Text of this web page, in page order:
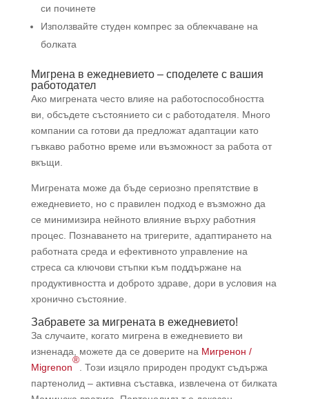
си починете
Използвайте студен компрес за облекчаване на
болката
Мигрена в ежедневието – споделете с вашия
работодател
Ако мигрената често влияе на работоспособността
ви, обсъдете състоянието си с работодателя. Много
компании са готови да предложат адаптации като
гъвкаво работно време или възможност за работа от
вкъщи.
Мигрената може да бъде сериозно препятствие в
ежедневието, но с правилен подход е възможно да
се минимизира нейното влияние върху работния
процес. Познаването на тригерите, адаптирането на
работната среда и ефективното управление на
стреса са ключови стъпки към поддържане на
продуктивността и доброто здраве, дори в условия на
хронично състояние.
Забравете за мигрената в ежедневието!
За случаите, когато мигрена в ежедневието ви
изненада, можете да се доверите на Мигренон /
Migrenon
®
. Този изцяло природен продукт съдържа
партенолид – активна съставка, извлечена от билката